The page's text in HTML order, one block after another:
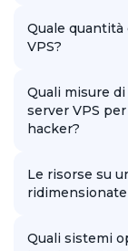
utenti maggiore
condiviso.
Quale
VPS?
dalle sue
complesso è
Quali misure
server VPS
hacker?
cui firewall,
attività, per
Le risorse su
risorse,
esigenze del tuo
Quali sistemi